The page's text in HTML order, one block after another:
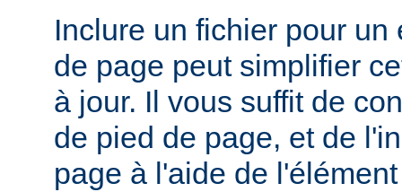
Inclure un fichier pour
de page peut simplifier
à jour. Il vous suffit de
de pied de page, et de
page à l'aide de